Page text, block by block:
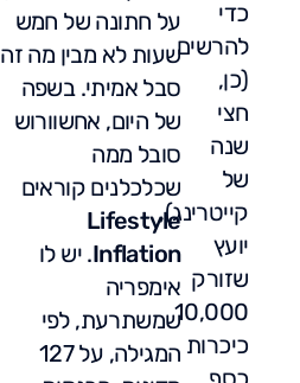
כדי
להרשים
(כן,
חצי
שנה
של
קייטרינג),
יועץ
שזורק
10,000
כיכרות
על חתונה של חמש
שעות לא מבין מה זה
סבל אמיתי. בשפה
של היום, אחשוורוש
סובל ממה
שכלכלנים קוראים
Lifestyle
Inflation. יש לו
אימפריה
שמשתרעת, לפי
המגילה, על 127